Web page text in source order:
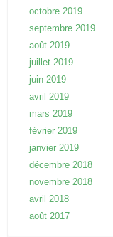
octobre 2019
septembre 2019
août 2019
juillet 2019
juin 2019
avril 2019
mars 2019
février 2019
janvier 2019
décembre 2018
novembre 2018
avril 2018
août 2017